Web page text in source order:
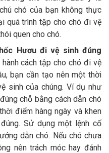
chó của bạn không thực
quá trình tập cho chó đi vệ
quen cho chó.
Hươu đi vệ sinh đúng
cách tập cho chó đi vệ
bạn cần tạo nên một thời
sinh của chúng. Ví dụ như
chỗ bằng cách dẫn chó
điểm hàng ngày và khen
Sử dụng một lệnh cố
dẫn chó. Nếu chó chưa
nên trách móc hay đánh